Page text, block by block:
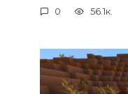
0 56.1к.